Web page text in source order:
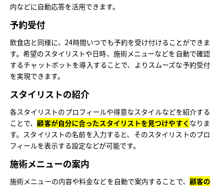
内などに自動応答を活用できます。
予約受付
飲食店と同様に、24時間いつでも予約を受け付けることができま
す。希望のスタイリストや日時、施術メニューなどを自動で確認
するチャットボットを導入することで、よりスムーズな予約受付
を実現できます。
スタイリストの紹介
各スタイリストのプロフィールや得意なスタイルなどを紹介する
ことで、顧客が自分に合ったスタイリストを見つけやすく なりま
す。スタイリストの名前を入力すると、そのスタイリストのプロ
フィールを表示する設定などが可能です。
施術メニューの案内
施術メニューの内容や料金などを自動で案内することで、 顧客の